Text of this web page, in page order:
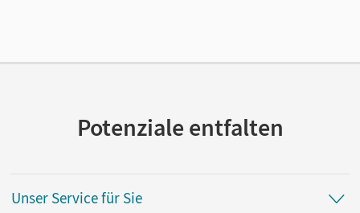
Potenziale entfalten
Unser Service für Sie